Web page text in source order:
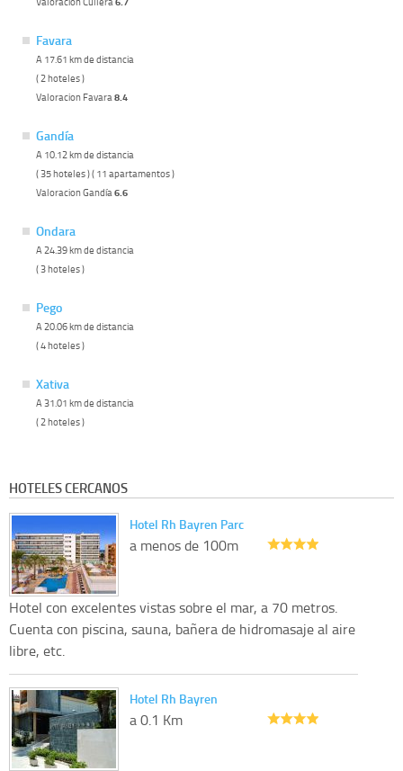
Favara
A 17.61 km de distancia
( 2 hoteles )
Valoracion Favara8.4
Gandía
A 10.12 km de distancia
( 35 hoteles ) ( 11 apartamentos )
Valoracion Gandía6.6
Ondara
A 24.39 km de distancia
( 3 hoteles )
Pego
A 20.06 km de distancia
( 4 hoteles )
Xativa
A 31.01 km de distancia
( 2 hoteles )
HOTELES CERCANOS
Hotel Rh Bayren Parc
a menos de 100m
Hotel con excelentes vistas sobre el mar, a 70 metros.
Cuenta con piscina, sauna, bañera de hidromasaje al aire
libre, etc.
Hotel Rh Bayren
a 0.1 Km